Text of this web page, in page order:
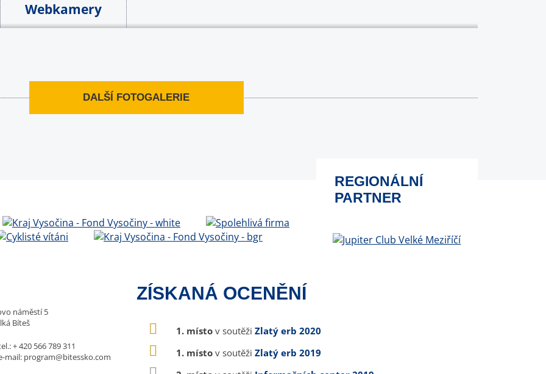
Webkamery
DALŠÍ FOTOGALERIE
REGIONÁLNÍ
PARTNER
náměstí 5
Bíteš
+ 420 566 789 311
mail: program@bitessko.com
ZÍSKANÁ OCENĚNÍ
1. místo v soutěži Zlatý erb 2020
1. místo v soutěži Zlatý erb 2019